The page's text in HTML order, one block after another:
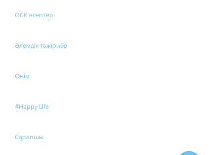
ӨСК есептері
Әлемдік тәжірибе
Өнім
#Happy Life
Сарапшы